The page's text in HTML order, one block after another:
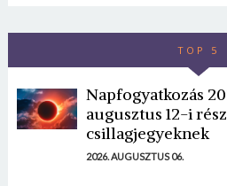
TOP 5
Napfogyatkozás
augusztus 12-i
csillagjegyeknek
2026. AUGUSZTUS 06.